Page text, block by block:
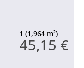
1 (1,964 m²)
45,15 €